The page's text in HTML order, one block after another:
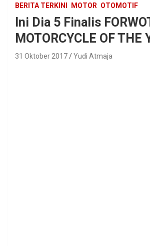
BERITA TERKINI MOTOR OTOMOTIF
Ini Dia 5 Finalis
MOTORCYCLE OF THE
31 Oktober 2017 Yudi Atmaja